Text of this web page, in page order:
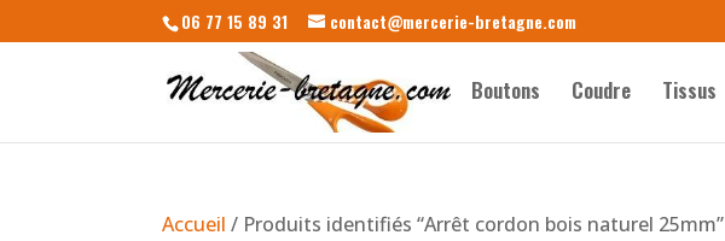
06 77 15 89 31 contact@mercerie-bretagne.com
Boutons Coudre Tissus
Accueil / Produits identifiés “Arrêt cordon bois naturel 25mm”